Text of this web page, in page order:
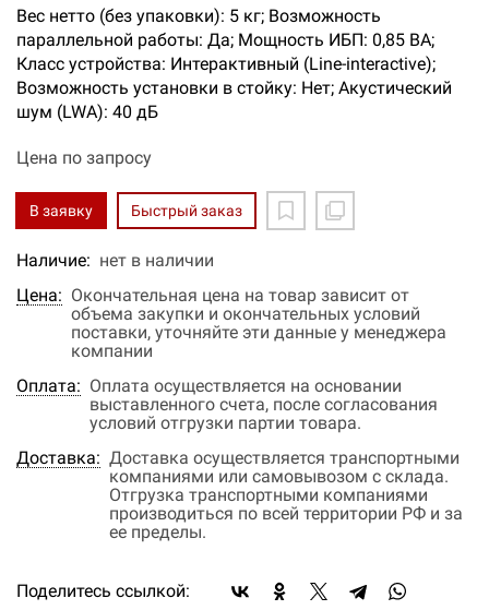
Вес нетто (без упаковки): 5 кг; Возможность
параллельной работы: Да; Мощность ИБП: 0,85 ВА;
Класс устройства: Интерактивный (Line-interactive);
Возможность установки в стойку: Нет; Акустический
шум (LWA): 40 дБ
Цена по запросу
В заявку Быстрый заказ
Наличие: нет в наличии
Цена: Окончательная цена на товар зависит от
объема закупки и окончательных условий
поставки, уточняйте эти данные у менеджера
компании
Оплата: Оплата осуществляется на основании
выставленного счета, после согласования
условий отгрузки партии товара.
Доставка: Доставка осуществляется транспортными
компаниями или самовывозом с склада.
Отгрузка транспортными компаниями
производиться по всей территории РФ и за
ее пределы.
Поделитесь ссылкой: